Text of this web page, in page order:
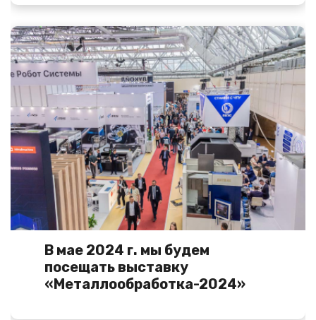
В мае 2024 г. мы будем
посещать выставку
«Металлообработка-2024»